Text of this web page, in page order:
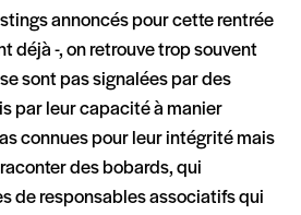
annoncés pour cette rentrée
déjà -, on retrouve trop souvent
sont pas signalées par des
par leur capacité à manier
connues pour leur intégrité mais
des bobards, qui
de responsables associatifs qui